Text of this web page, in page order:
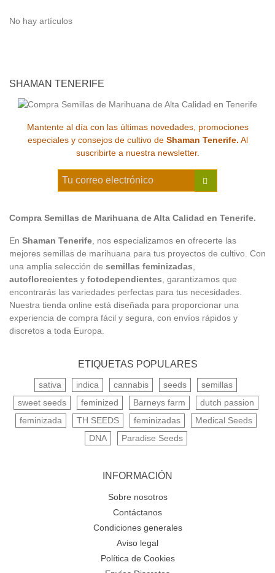
No hay artículos
SHAMAN TENERIFE
Mantente al día con las últimas novedades, promociones
especiales y consejos de cultivo de Shaman Tenerife. Al
suscribirte a nuestra newsletter.
Compra Semillas de Marihuana de Alta Calidad en Tenerife.
En Shaman Tenerife , nos especializamos en ofrecerte las
mejores semillas de marihuana para tus proyectos de cultivo. Con
una amplia selección de semillas feminizadas
autoflorecientes y fotodependientes , garantizamos que
encontrarás las variedades perfectas para tus necesidades.
Nuestra tienda online está diseñada para proporcionar una
experiencia de compra fácil y segura, con envíos rápidos y
discretos a toda Europa.
ETIQUETAS POPULARES
sativa indica cannabis seeds
semillas
sweet seeds
feminized Barneys farm
dutch passion
feminizada
TH SEEDS feminizadas
Medical Seeds
DNA
Paradise Seeds
INFORMACIÓN
Sobre nosotros
Contáctanos
Condiciones generales
Aviso legal
Política de Cookies